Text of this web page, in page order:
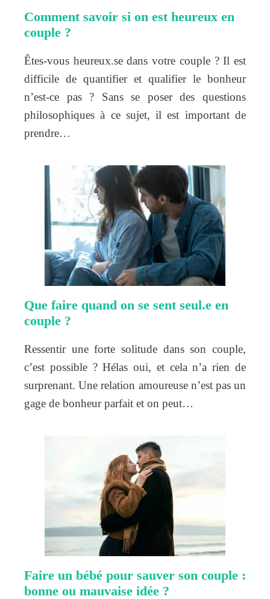
Comment savoir si on est heureux en
couple ?
Êtes-vous heureux.se dans votre couple ? Il est
difficile de quantifier et qualifier le bonheur
n’est-ce pas ? Sans se poser des questions
philosophiques à ce sujet, il est important de
prendre…
Que faire quand on se sent seul.e en
couple ?
Ressentir une forte solitude dans son couple,
c’est possible ? Hélas oui, et cela n’a rien de
surprenant. Une relation amoureuse n’est pas un
gage de bonheur parfait et on peut…
Faire un bébé pour sauver son couple :
bonne ou mauvaise idée ?